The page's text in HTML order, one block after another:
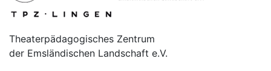
Theaterpädagogisches Zentrum
der Emsländischen Landschaft e.V.